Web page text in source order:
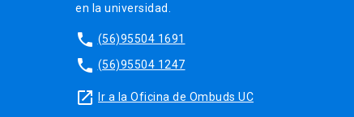
en la universidad.
phone (56)95504 1691
phone (56)95504 1247
launch Ir a la Oficina de Ombuds UC